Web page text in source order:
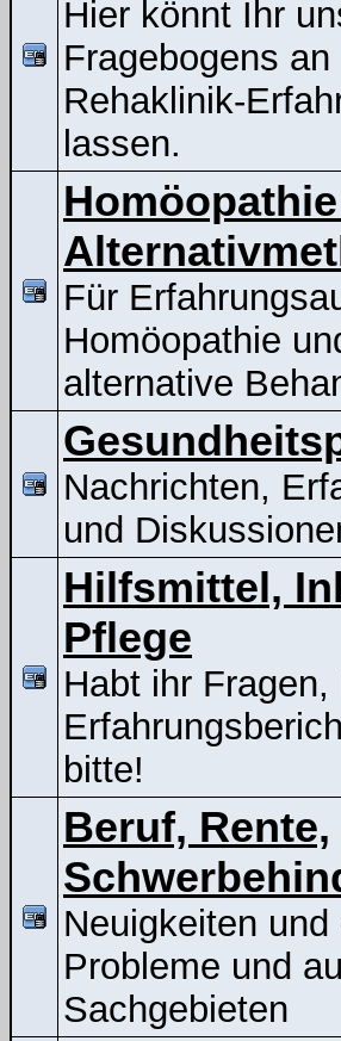
Hier könnt Ihr
Fragebogens an
Rehaklinik-
lassen.
Für
Homöopathie
alternative
Nachrichten,
und
Hilfsmittel,
Pflege
Habt ihr
bitte!
Beruf, Rente,
Neuigkeiten
Probleme und
Sachgebieten